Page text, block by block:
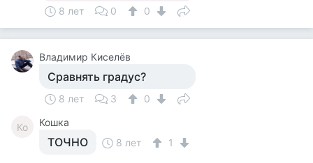
8 лет 0 0
Владимир Киселёв
Сравнять градус?
8 лет 3 0
Ко Кошка
ТОЧНО 8 лет 1